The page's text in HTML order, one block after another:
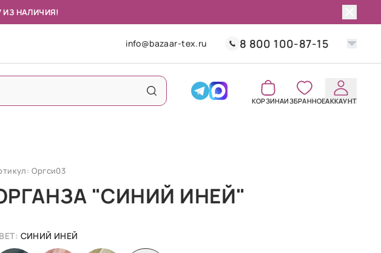
ИЗ НАЛИЧИЯ!
info@bazaar-tex.ru 8 800 100-87-15
КОРЗИНАИЗБРАННОЕАККАУНТ
Оргси03
"СИНИЙ ИНЕЙ"
СИНИЙ ИНЕЙ